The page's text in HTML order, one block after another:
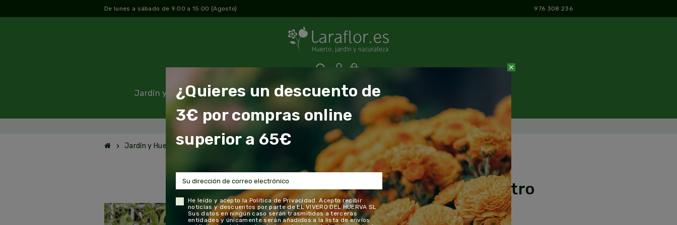
De lunes a sábado de 9:00 a 15:00 (Agosto) 976 308 236
Jardín y Huerto Plantas Floristería Decoración Bonsai Regalos
¿Quieres un descuento de 3€? Haz una compra online superior a 65€ y llévatelo.
chevron_right Jardín y Huerto chevron_right Planteros de hortalizas chevron_right Tomate Rosa de Barbastro
Tomate Rosa de Barbastro
Gran producción.
close
¿Quieres un descuento de
3€ por compras online
superior a 65€
He leído y acepto la Política de Privacidad. Acepto recibir
noticias y descuentos por parte de EL VIVERO DEL HUERVA SL
Sus datos en ningún caso serán trasmitidos a terceras
entidades y únicamente serán añadidos a la lista de envíos